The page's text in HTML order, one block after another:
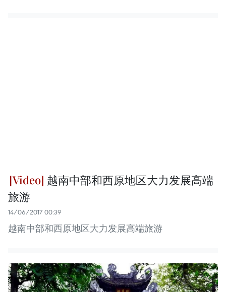
越南中部和西原地区大力发展高端
旅游
14/06/2017 00:39
越南中部和西原地区大力发展高端旅游